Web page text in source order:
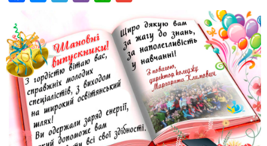
e
b
o
o
k
s
e
n
g
e
r
e
g
r
a
b
e
r
a
t
p
p
a
l